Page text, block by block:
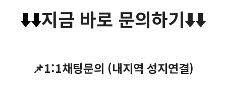
⬇️⬇️지금 바로 문의하기⬇️⬇️
📌1:1채팅문의 (내지역 성지연결)